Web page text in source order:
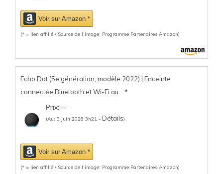
Voir sur Amazon *
(* = lien affilié / Source de l’image: Programme Partenaires Amazon)
Echo Dot (5e génération, modèle 2022) | Enceinte
connectée Bluetooth et Wi-Fi au... *
Prix: --
(Au: 9 juin 2026 3h21 - Détails)
Voir sur Amazon *
(* = lien affilié / Source de l’image: Programme Partenaires Amazon)